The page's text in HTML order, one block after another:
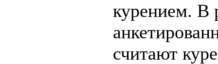
курением. В
считают